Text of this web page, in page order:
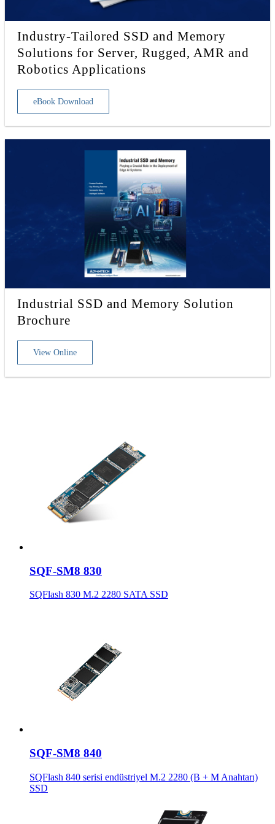
Industry-Tailored SSD and Memory
Solutions for Server, Rugged, AMR and
Robotics Applications
eBook Download
Industrial SSD and Memory Solution
Brochure
View Online
SQF-SM8 830
SQFlash 830 M.2 2280 SATA SSD
SQF-SM8 840
SQFlash 840 serisi endüstriyel M.2 2280 (B + M Anahtarı)
SSD